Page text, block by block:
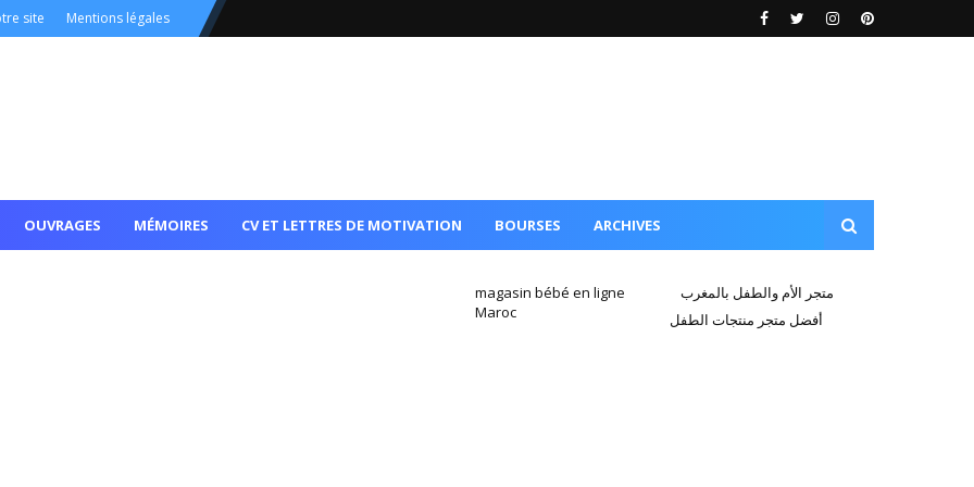
site Mentions légales
OUVRAGES MÉMOIRES CV ET LETTRES DE MOTIVATION BOURSES ARCHIVES
magasin bébé en ligne
Maroc
متجر الأم والطفل بالمغرب
أفضل متجر منتجات الطفل